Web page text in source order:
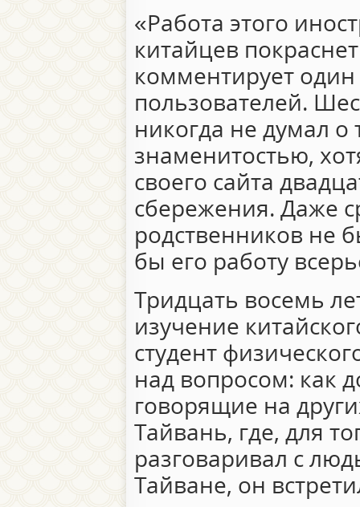
«Работа этого
китайцев
комментирует один
пользователей.
никогда не думал о
знаменитостью,
своего сайта
сбережения. Даже
родственников не
бы его работу
Тридцать восемь
изучение
студент
над вопросом: как
говорящие на
Тайвань, где, для
разговаривал с
Тайване, он